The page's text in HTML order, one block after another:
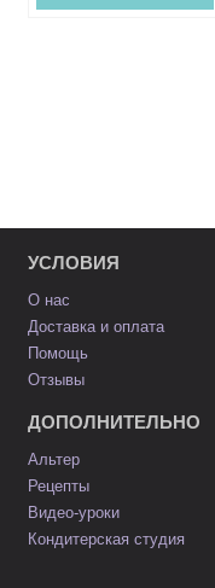
УСЛОВИЯ
О нас
Доставка и оплата
Помощь
Отзывы
ДОПОЛНИТЕЛЬНО
Альтер
Рецепты
Видео-уроки
Кондитерская студия